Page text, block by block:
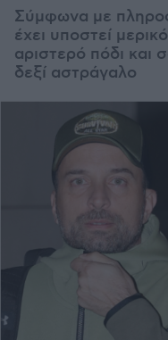
Σύμφωνα με
έχει υποστεί
αριστερό πόδι και
δεξί αστράγαλο